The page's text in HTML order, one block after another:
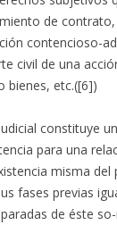
de
contencioso-
civil de una
bienes, etc.([6])
constituye
para una
misma del
fases previas
de éste